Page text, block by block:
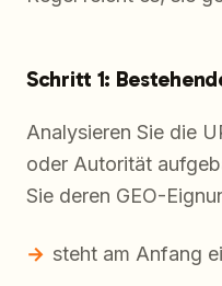
Schritt 1:
Analysieren Sie die
oder Autorität
Sie deren GEO-
steht am Anfang